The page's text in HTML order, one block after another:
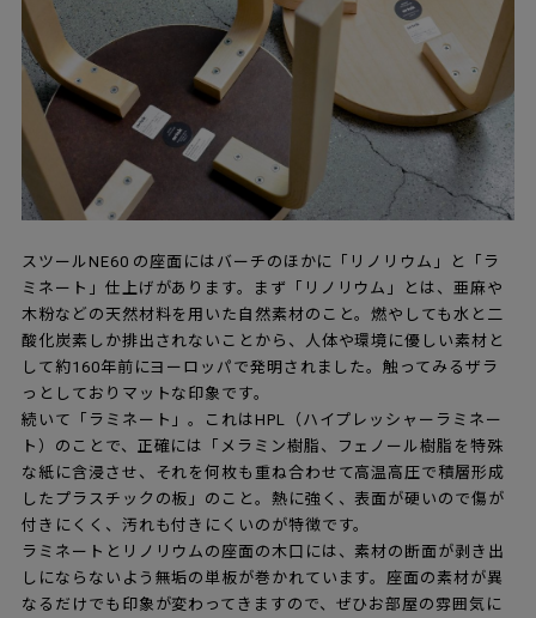
スツールNE60 の座面にはバーチのほかに「リノリウム」と「ラ
ミネート」仕上げがあります。まず「リノリウム」とは、亜麻や
木粉などの天然材料を用いた自然素材のこと。燃やしても水と二
酸化炭素しか排出されないことから、人体や環境に優しい素材と
して約160年前にヨーロッパで発明されました。触ってみるザラ
っとしておりマットな印象です。
続いて「ラミネート」。これはHPL（ハイプレッシャーラミネー
ト）のことで、正確には「メラミン樹脂、フェノール樹脂を特殊
な紙に含浸させ、それを何枚も重ね合わせて高温高圧で積層形成
したプラスチックの板」のこと。熱に強く、表面が硬いので傷が
付きにくく、汚れも付きにくいのが特徴です。
ラミネートとリノリウムの座面の木口には、素材の断面が剥き出
しにならないよう無垢の単板が巻かれています。座面の素材が異
なるだけでも印象が変わってきますので、ぜひお部屋の雰囲気に